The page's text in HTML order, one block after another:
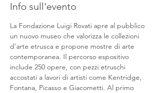
Info sull'evento
La Fondazione Luigi Rovati apre al pubblico
un nuovo museo che valorizza le collezioni
d’arte etrusca e propone mostre di arte
contemporanea. Il percorso espositivo
include 250 opere, con pezzi etruschi
accostati a lavori di artisti come Kentridge,
Fontana, Picasso e Giacometti. Al primo